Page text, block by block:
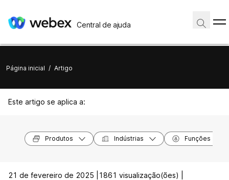
Central de ajuda
Página inicial / Artigo
Este artigo se aplica a:
Produtos Indústrias Funções
21 de fevereiro de 2025 |
1861 visualização(ões) |